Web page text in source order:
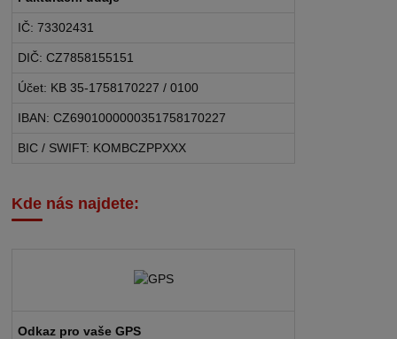
IČ: 73302431
DIČ: CZ7858155151
Účet: KB 35-1758170227 / 0100
IBAN: CZ6901000000351758170227
BIC / SWIFT: KOMBCZPPXXX
Kde nás najdete:
Odkaz pro vaše GPS